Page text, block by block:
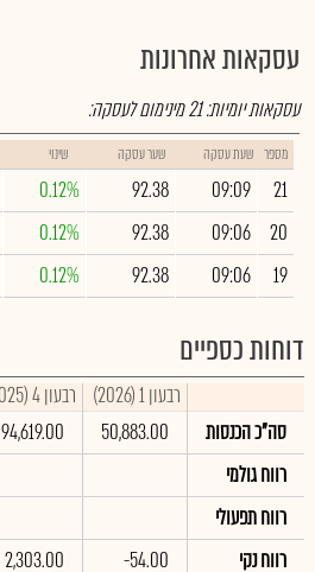
עסקאות אחרונות
עסקאות יומיות:21מינימום לעסקה:
מספר שעת עסקה שער עסקה שינוי
21
09:09
92.38
0.12%
20
09:06
92.38
0.12%
19
09:06
92.38
0.12%
דוחות כספיים
רבעון 1 (2026) רבעון 4 (2025)
סה"כ הכנסות
50,883.00
94,619.00
רווח גולמי
רווח תפעולי
רווח נקי
-54.00
2,303.00